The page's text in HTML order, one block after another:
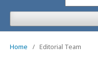
Home / Editorial Team